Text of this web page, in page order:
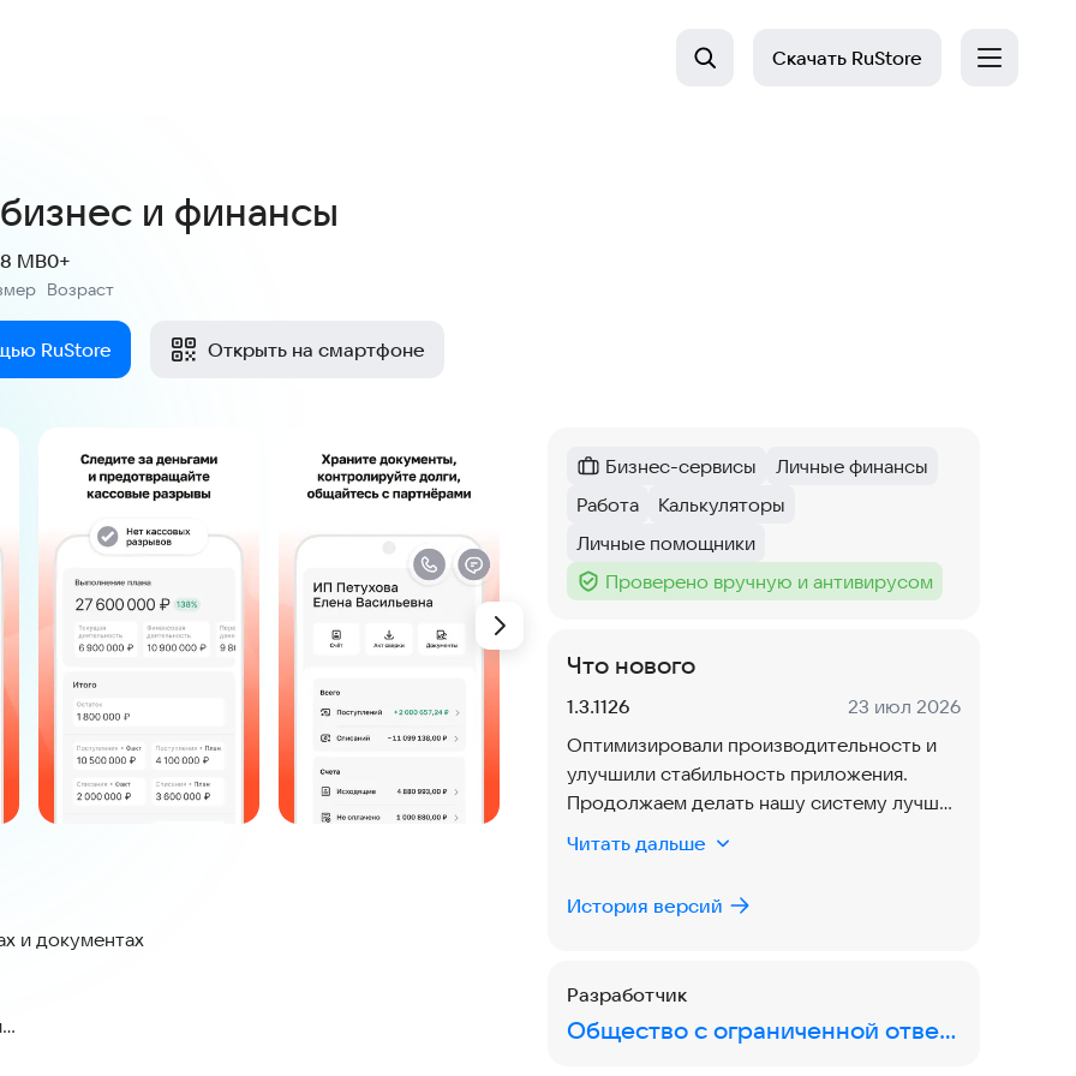
Скачать RuStore
и финансы
MB
Возраст
0+
RuStore Открыть на смартфоне
и документах
Категория:
Бизнес-сервисы
Тег :
Личные финансы
Тег:
Работа
Тег:
Калькуляторы
Тег :
Личные помощники
Тег :
Проверено вручную и антивирусом
Что нового
Версия:
1.3.1126 Дата:
23 июл 2026
Оптимизировали производительность и
улучшили стабильность приложения.
Продолжаем делать нашу систему лучше
с каждым обновлением.
Читать дальше
История версий
Разработчик
Общество с ограниченной ответственностью «Мое дело»